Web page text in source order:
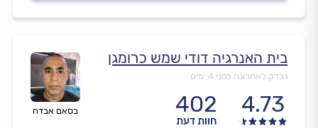
בסאם אבדח
בית האנרגיה דודי שמש כרומגן
נבדק לאחרונה לפני 4 ימים
4.73
402
חוות דעת